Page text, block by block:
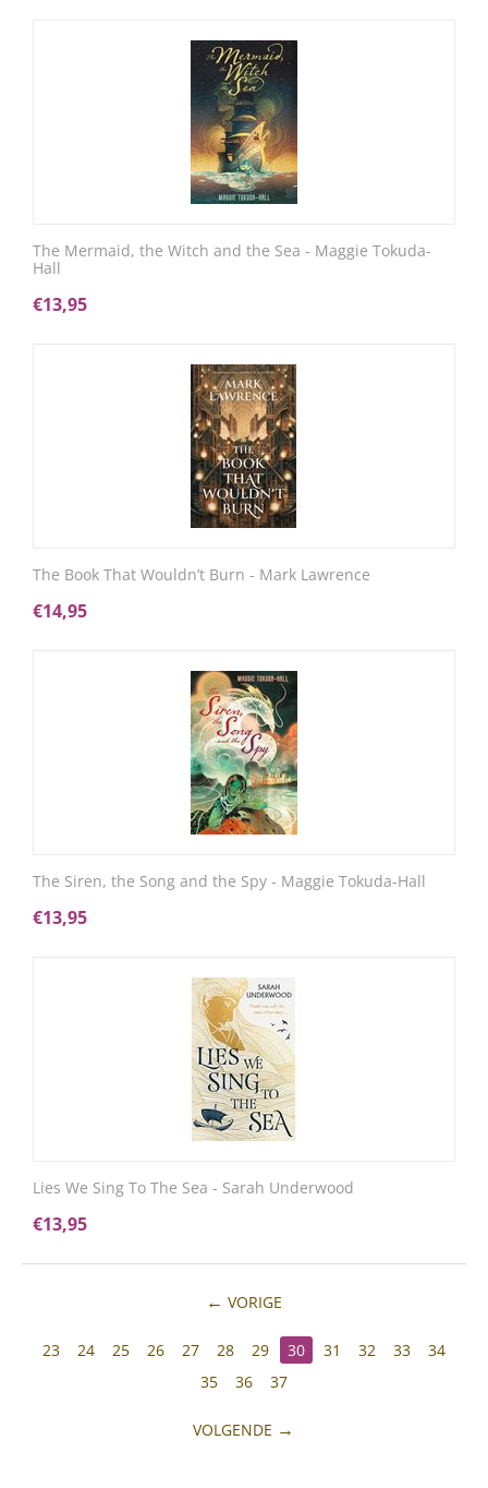
The Mermaid, the Witch and the Sea - Maggie Tokuda-
Hall
€13,95
The Book That Wouldn’t Burn - Mark Lawrence
€14,95
The Siren, the Song and the Spy - Maggie Tokuda-Hall
€13,95
Lies We Sing To The Sea - Sarah Underwood
€13,95
VORIGE
23 24 25 26 27 28 29 30 31 32 33
34
35
36 37
VOLGENDE